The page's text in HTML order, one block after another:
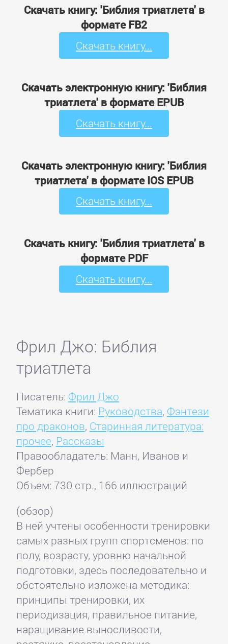
Скачать книгу: 'Библия триатлета' в
формате FB2
Скачать книгу...
Скачать электронную книгу: 'Библия
триатлета' в формате EPUB
Скачать книгу...
Скачать электронную книгу: 'Библия
триатлета' в формате IOS EPUB
Скачать книгу...
Скачать книгу: 'Библия триатлета' в
формате PDF
Скачать книгу...
Фрил Джо: Библия
триатлета
Писатель: Фрил Джо
Тематика книги: Руководства, Фэнтези
про драконов, Старинная литература:
прочее, Рассказы
Правообладатель: Манн, Иванов и
Фербер
Объем: 730 стр., 166 иллюстраций
(обзор)
В ней учтены особенности тренировки
самых разных групп спортсменов: по
полу, возрасту, уровню начальной
подготовки, здесь последовательно и
обстоятельно изложена методика:
принципы тренировки, их
периодизация, правильное питание,
наращивание выносливости,